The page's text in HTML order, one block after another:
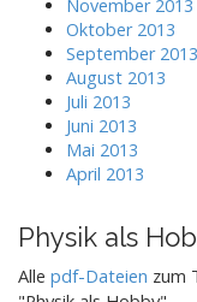
November 2013
Oktober 2013
September 2013
August 2013
Juli 2013
Juni 2013
Mai 2013
April 2013
Physik als
Alle pdf-Dateien zum